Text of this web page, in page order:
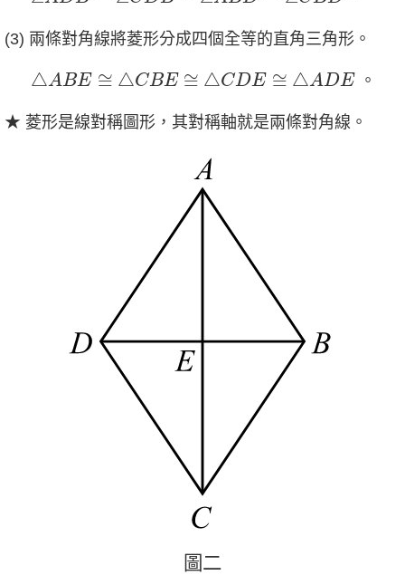
(3) 兩條對角線將菱形分成四個全等的直角三角形。
△ABE ≅ △CBE ≅ △CDE ≅ △ADE
△ A BE≅△CBE≅ △ C DE≅△A D E 。
★ 菱形是線對稱圖形，其對稱軸就是兩條對角線。
圖二
圖二